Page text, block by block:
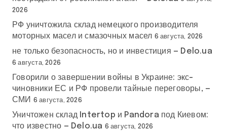
2026
РФ уничтожила склад немецкого производителя
моторных масел и смазочных масел 6 августа, 2026
не только безопасность, но и инвестиция — Delo.ua
6 августа, 2026
Говорили о завершении войны в Украине: экс-
чиновники ЕС и РФ провели тайные переговоры, —
СМИ
6 августа, 2026
Уничтожен склад Intertop и Pandora под Киевом:
что известно — Delo.ua 6 августа, 2026